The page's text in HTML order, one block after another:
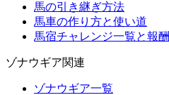
馬の引き継ぎ方法
馬車の作り方と使い道
馬宿チャレンジ一覧と報酬
ゾナウギア関連
ゾナウギア一覧